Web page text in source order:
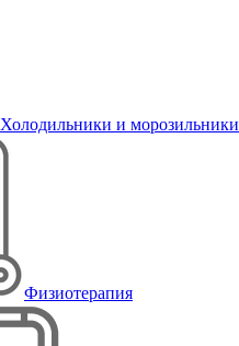
Холодильники и морозильники
Физиотерапия